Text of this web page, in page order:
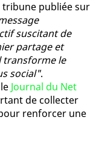
tribune publiée sur
suscitant de
partage et
transforme le
social".
Journal du Net
de collecter
renforcer une